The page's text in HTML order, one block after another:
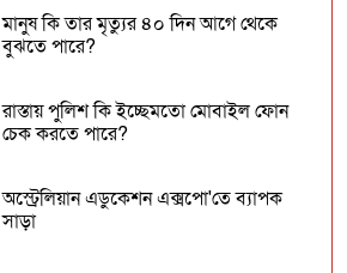
মানুষ কি তার মৃত্যুর ৪০ দিন আগে থেকে
বুঝতে পারে?
রাস্তায় পুলিশ কি ইচ্ছেমতো মোবাইল ফোন
চেক করতে পারে?
অস্ট্রেলিয়ান এডুকেশন এক্সপো'তে ব্যাপক
সাড়া